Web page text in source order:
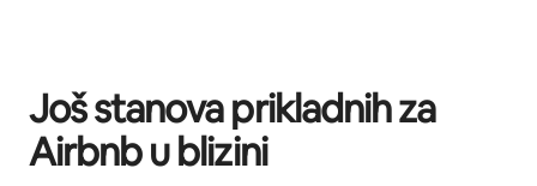
Još stanova prikladnih za
Airbnb u blizini